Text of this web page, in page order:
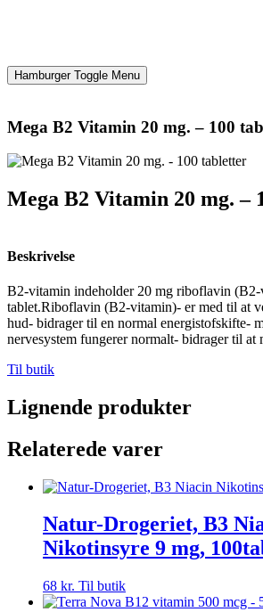
Hamburger Toggle Menu
Mega B2 Vitamin 20 mg. – 100
Mega B2 Vitamin 20 mg. –
Beskrivelse
B2-vitamin indeholder 20 mg riboflavin (B2-
tablet.Riboflavin (B2-vitamin)- er med til at
hud- bidrager til en normal energistofskifte-
nervesystem fungerer normalt- bidrager til at
Til butik
Lignende produkter
Relaterede varer
Natur-Drogeriet, B3
Nikotinsyre 9 mg,
68 kr. Til butik